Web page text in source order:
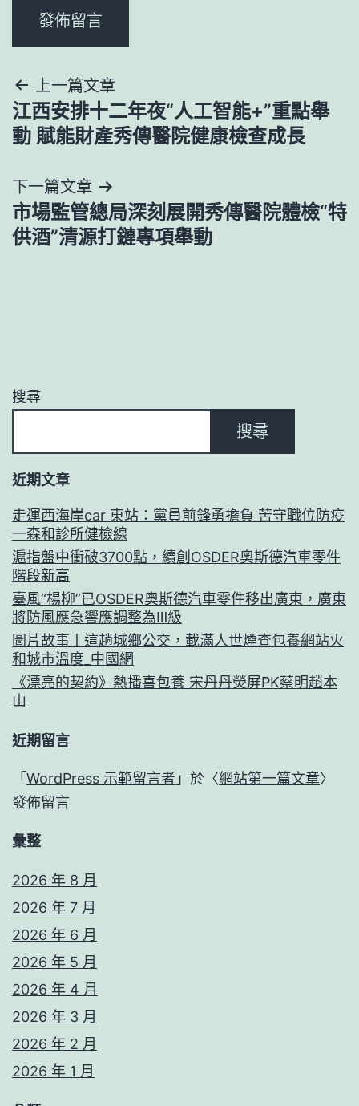
文
章
覽
上一篇文章
江西安排十二年夜“人工智能+”重點舉
動 賦能財產秀傳醫院健康檢查成長
下一篇文章
市場監管總局深刻展開秀傳醫院體檢“特
供酒”清源打鏈專項舉動
搜尋
搜尋
近期文章
走運西海岸car 東站：黨員前鋒勇擔負 苦守職位防疫
一森和診所健檢線
滬指盤中衝破3700點，續創OSDER奧斯德汽車零件
階段新高
臺風“楊柳”已OSDER奧斯德汽車零件移出廣東，廣東
將防風應急響應調整為Ⅲ級
圖片故事丨這趟城鄉公交，載滿人世煙查包養網站火
和城市溫度_中國網
《漂亮的契約》熱播喜包養 宋丹丹熒屏PK蔡明趙本
山
近期留言
「 WordPress 示範留言者 」於〈網站第一篇文章〉
發佈留言
彙整
2026 年 8 月
2026 年 7 月
2026 年 6 月
2026 年 5 月
2026 年 4 月
2026 年 3 月
2026 年 2 月
2026 年 1 月